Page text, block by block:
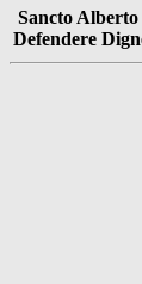
Sancto
Defendere